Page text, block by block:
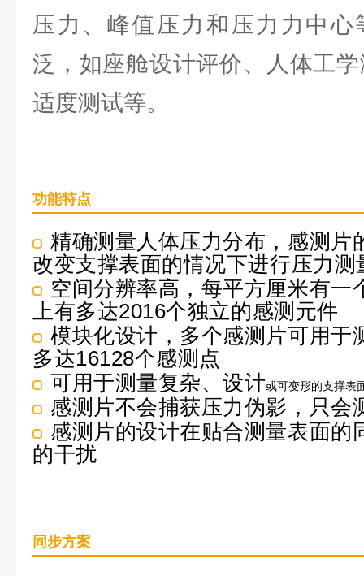
压力、峰值压力和压力力中
泛，如座舱设计评价、人体工
适度测试等。
功能特点
精确测量人体压力分布，感测片
改变支撑表面的情况下进行压力测
空间分辨率高，每平方厘米有一
上有多达2016个独立的感测元件
模块化设计，多个感测片可用于
多达16128个感测点
可用于测量复杂、设计或可变形的支撑表
感测片不会捕获压力伪影，只会
感测片的设计在贴合测量表面的
的干扰
同步方案